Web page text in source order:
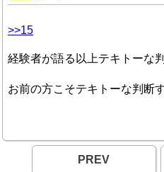
>>15
経験者が語る以上テキトーな
お前の方こそテキトーな判断
PREV